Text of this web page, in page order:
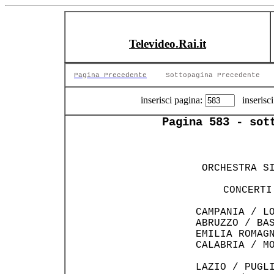
Televideo.Rai.it
Pagina Precedente Sottopagina Precedente
inserisci pagina:
Pagina 583 -
ORCHESTRA
CAMPANIA /
EMILIA
CALABRIA
LAZIO /